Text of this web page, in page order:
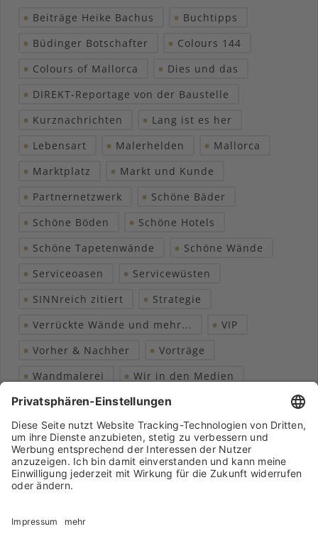
Beiträge Heike Bachus
Buchtipps
Büdinger Botschafter
Colours 144
Colours of Mallorca
Dies und das
DIREKT-Reportage von der Baustelle
Kurznachrichten
Lang ist es her
Lebensart
Malerhelden
Mallorca
Marktplatz
Markt und Kunde
Partnernetzwerk
Schöne Bäder
Schöne Böden
Schöne Hotels
Schöne Tapetenwände
Schöne Wände
Serviceoasen
Servicewüsten
SINNreich zitiert
Strategie
Verrückte Wände und mehr...
VIP
Vorher & Nachher
Vorträge
Wandmalerei
Wir in den Medien
Wohngesundheit
Markenpartner